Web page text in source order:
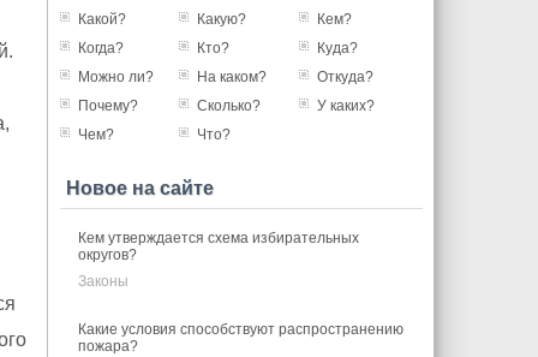
Какой?
Какую?
Кем?
Когда?
Кто?
Куда?
Можно ли?
На каком?
Откуда?
Почему?
Сколько?
У каких?
Чем?
Что?
Новое на сайте
Кем утверждается схема избирательных
округов?
Законы
Какие условия способствуют распространению
пожара?